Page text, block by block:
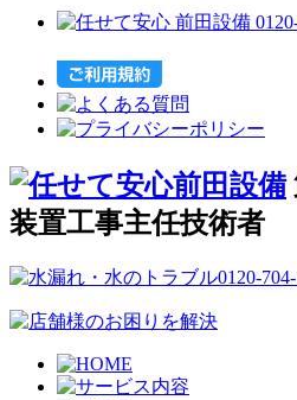
装置工事主任技術者